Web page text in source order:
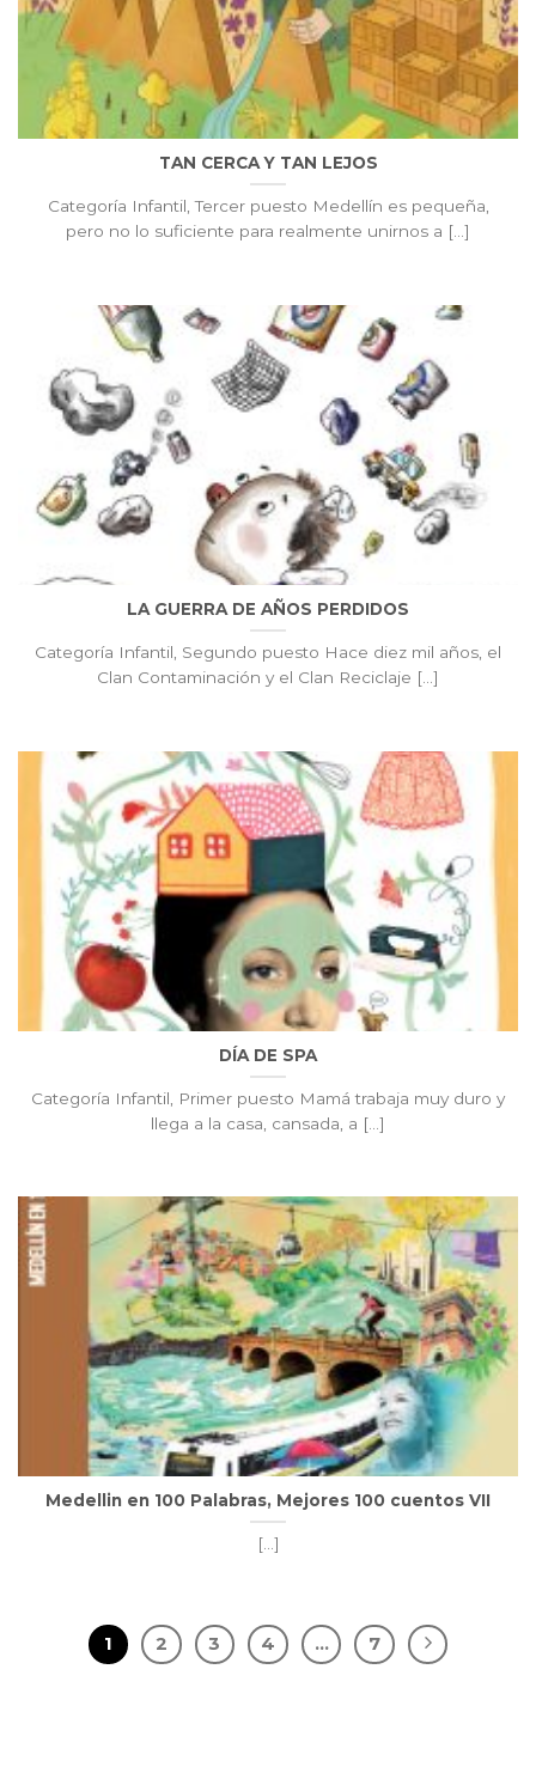
TAN CERCA Y TAN LEJOS
Categoría Infantil, Tercer puesto Medellín es pequeña,
pero no lo suficiente para realmente unirnos a [...]
LA GUERRA DE AÑOS PERDIDOS
Categoría Infantil, Segundo puesto Hace diez mil años, el
Clan Contaminación y el Clan Reciclaje [...]
DÍA DE SPA
Categoría Infantil, Primer puesto Mamá trabaja muy duro y
llega a la casa, cansada, a [...]
Medellin en 100 Palabras, Mejores 100 cuentos VII
[...]
1 2 3 4 … 7